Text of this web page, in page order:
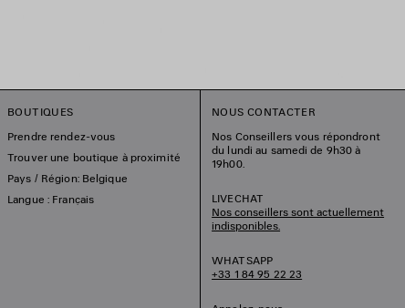
BOUTIQUES
Prendre rendez-vous
Trouver une boutique à proximité
Pays / Région: Belgique
Langue : Français
NOUS CONTACTER
Nos Conseillers vous répondront
du lundi au samedi de 9h30 à
19h00.
LIVECHAT
Nos conseillers sont actuellement
indisponibles.
WHATSAPP
+33 1 84 95 22 23